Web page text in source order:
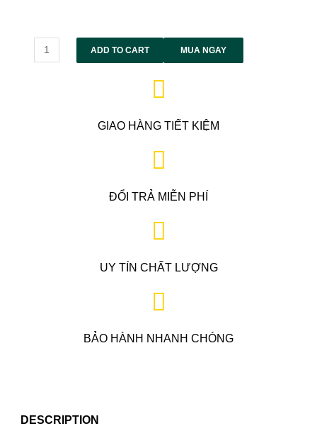
ADD TO CART MUA NGAY
Alternative:
GIAO HÀNG TIẾT KIỆM
ĐỔI TRẢ MIỄN PHÍ
UY TÍN CHẤT LƯỢNG
BẢO HÀNH NHANH CHÓNG
DESCRIPTION